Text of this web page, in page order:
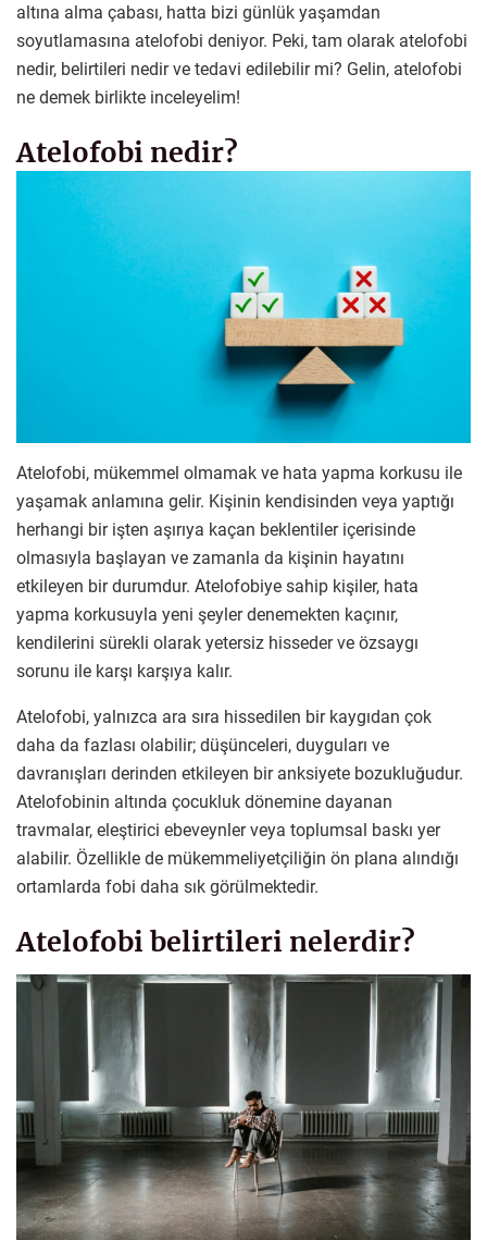
altına alma çabası, hatta bizi günlük yaşamdan
soyutlamasına atelofobi deniyor. Peki, tam olarak atelofobi
nedir, belirtileri nedir ve tedavi edilebilir mi? Gelin, atelofobi
ne demek birlikte inceleyelim!
Atelofobi nedir?
Atelofobi, mükemmel olmamak ve hata yapma korkusu ile
yaşamak anlamına gelir. Kişinin kendisinden veya yaptığı
herhangi bir işten aşırıya kaçan beklentiler içerisinde
olmasıyla başlayan ve zamanla da kişinin hayatını
etkileyen bir durumdur. Atelofobiye sahip kişiler, hata
yapma korkusuyla yeni şeyler denemekten kaçınır,
kendilerini sürekli olarak yetersiz hisseder ve özsaygı
sorunu ile karşı karşıya kalır.
Atelofobi, yalnızca ara sıra hissedilen bir kaygıdan çok
daha da fazlası olabilir; düşünceleri, duyguları ve
davranışları derinden etkileyen bir anksiyete bozukluğudur.
Atelofobinin altında çocukluk dönemine dayanan
travmalar, eleştirici ebeveynler veya toplumsal baskı yer
alabilir. Özellikle de mükemmeliyetçiliğin ön plana alındığı
ortamlarda fobi daha sık görülmektedir.
Atelofobi belirtileri nelerdir?